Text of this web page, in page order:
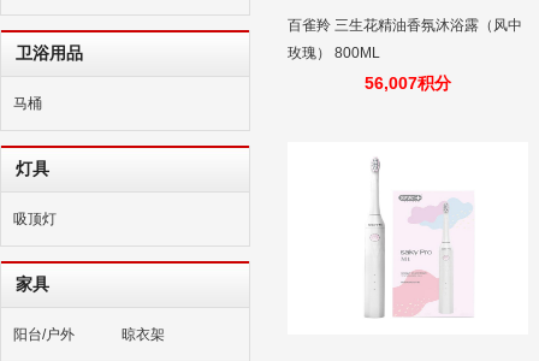
卫浴用品
马桶
灯具
吸顶灯
家具
阳台/户外 晾衣架
百雀羚 三生花精油香氛沐浴露（风中
玫瑰） 800ML
56,007积分